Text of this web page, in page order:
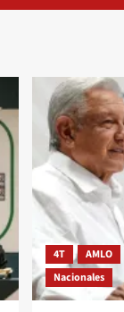
4T AMLO
Nacionales